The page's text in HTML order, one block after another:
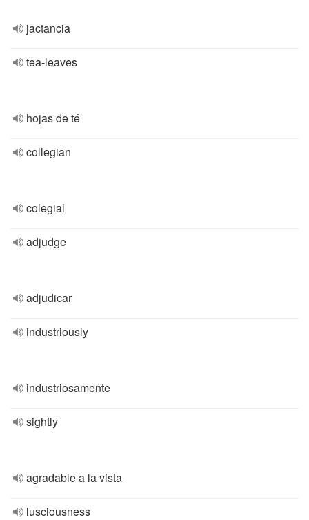
jactancia
tea-leaves
hojas de té
collegian
colegial
adjudge
adjudicar
industriously
industriosamente
sightly
agradable a la vista
lusciousness